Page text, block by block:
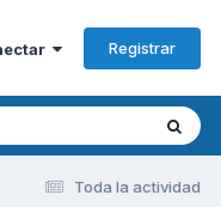
Registrar
Toda la actividad